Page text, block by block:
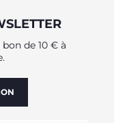
de 10 € à